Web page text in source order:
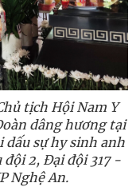
tịch Hội Nam Y
dâng hương tại
sự hy sinh anh
đội 2, Đại đội 317 -
Nghệ An.